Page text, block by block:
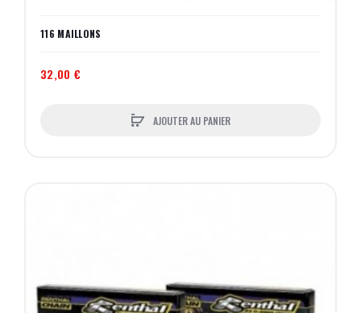
116 MAILLONS
32,00 €
AJOUTER AU PANIER